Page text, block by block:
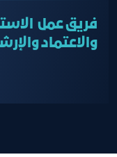
فريق عمل
والاعتماد